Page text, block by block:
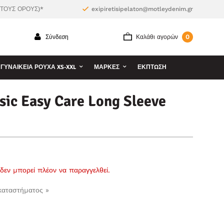
ΟΡΟΥΣ)* exipiretisipelaton@motleydenim.gr
Καλάθι αγορών 0
Σύνδεση
ΓΥΝΑΙΚΕΊΑ ΡΟΎΧΑ XS-XXL ΜΆΡΚΕΣ ΕΚΠΤΩΣΗ
Easy Care Long Sleeve
μπορεί πλέον να παραγγελθεί.
»